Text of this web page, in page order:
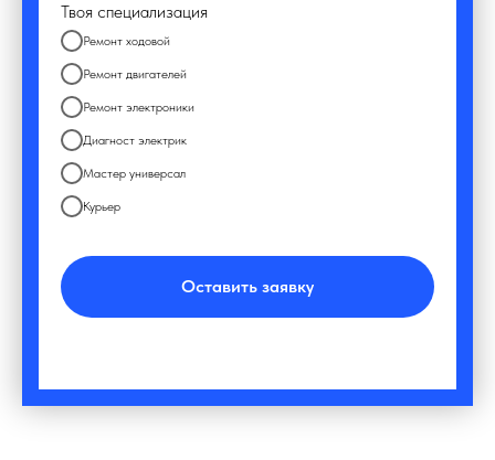
Твоя специализация
Ремонт ходовой
Ремонт двигателей
Ремонт электроники
Диагност электрик
Мастер универсал
Курьер
Оставить заявку